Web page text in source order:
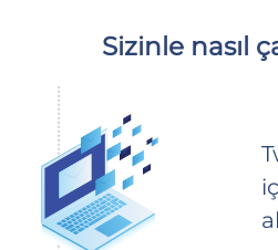
Sizinle nasıl